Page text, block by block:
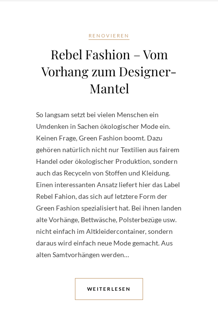
RENOVIEREN
Rebel Fashion – Vom
Vorhang zum Designer-
Mantel
So langsam setzt bei vielen Menschen ein
Umdenken in Sachen ökologischer Mode ein.
Keinen Frage, Green Fashion boomt. Dazu
gehören natürlich nicht nur Textilien aus fairem
Handel oder ökologischer Produktion, sondern
auch das Recyceln von Stoffen und Kleidung.
Einen interessanten Ansatz liefert hier das Label
Rebel Fahion, das sich auf letztere Form der
Green Fashion spezialisiert hat. Bei ihnen landen
alte Vorhänge, Bettwäsche, Polsterbezüge usw.
nicht einfach im Altkleidercontainer, sondern
daraus wird einfach neue Mode gemacht. Aus
alten Samtvorhängen werden…
WEITERLESEN